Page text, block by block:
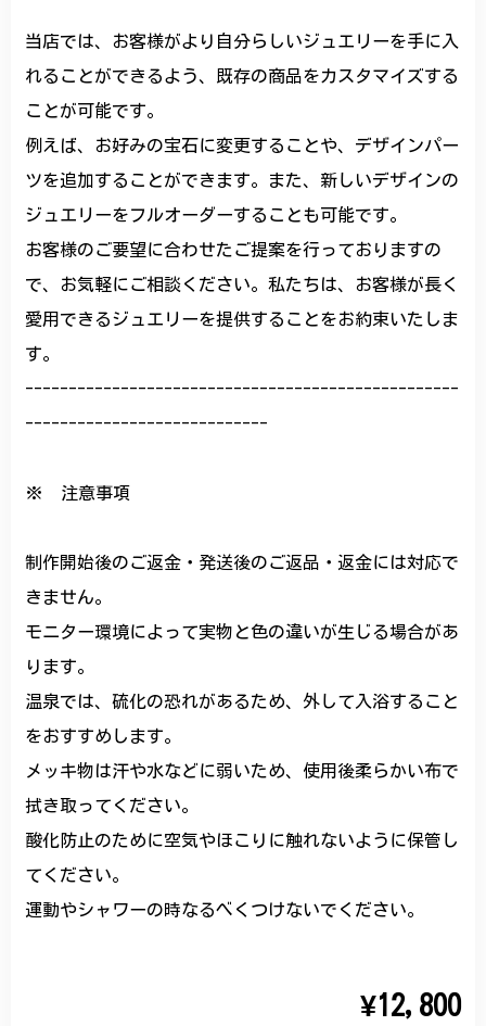
当店では、お客様がより自分らしいジュエリーを手に入
れることができるよう、既存の商品をカスタマイズする
ことが可能です。
例えば、お好みの宝石に変更することや、デザインパー
ツを追加することができます。また、新しいデザインの
ジュエリーをフルオーダーすることも可能です。
お客様のご要望に合わせたご提案を行っておりますの
で、お気軽にご相談ください。私たちは、お客様が長く
愛用できるジュエリーを提供することをお約束いたしま
す。
--------------------------------------------------
----------------------------
※ 注意事項
制作開始後のご返金・発送後のご返品・返金には対応で
きません。
モニター環境によって実物と色の違いが生じる場合があ
ります。
温泉では、硫化の恐れがあるため、外して入浴すること
をおすすめします。
メッキ物は汗や水などに弱いため、使用後柔らかい布で
拭き取ってください。
酸化防止のために空気やほこりに触れないように保管し
てください。
運動やシャワーの時なるべくつけないでください。
¥12,800